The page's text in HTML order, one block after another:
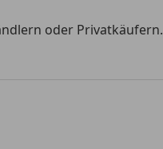
oder Privatkäufern.